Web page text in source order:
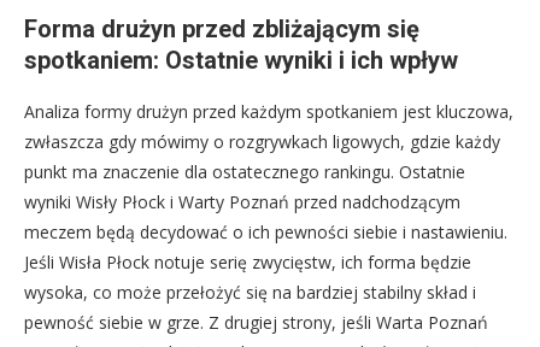
Forma drużyn przed zbliżającym się
spotkaniem: Ostatnie wyniki i ich wpływ
Analiza formy drużyn przed każdym spotkaniem jest kluczowa,
zwłaszcza gdy mówimy o rozgrywkach ligowych, gdzie każdy
punkt ma znaczenie dla ostatecznego rankingu. Ostatnie
wyniki Wisły Płock i Warty Poznań przed nadchodzącym
meczem będą decydować o ich pewności siebie i nastawieniu.
Jeśli Wisła Płock notuje serię zwycięstw, ich forma będzie
wysoka, co może przełożyć się na bardziej stabilny skład i
pewność siebie w grze. Z drugiej strony, jeśli Warta Poznań